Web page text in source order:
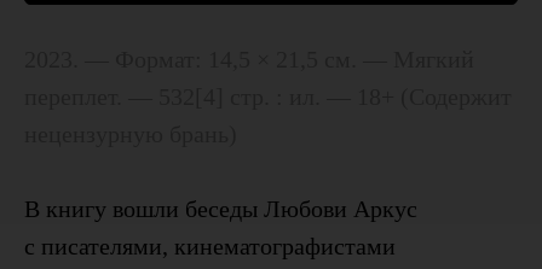
В книгу вошли беседы Любови Аркус
c писателями, кинематографистами